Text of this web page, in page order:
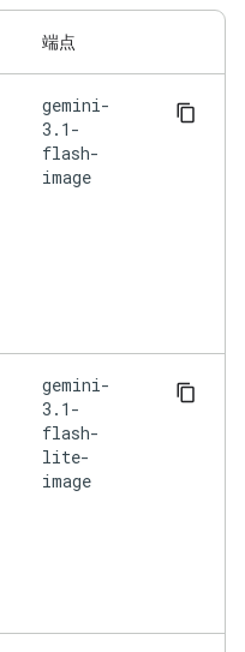
端点
gemini-
3.1-
flash-
image
gemini-
3.1-
flash-
lite-
image